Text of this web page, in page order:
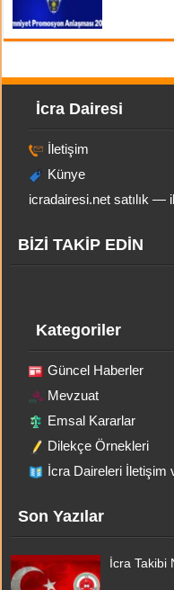
İcra Dairesi
İletişim
Künye
icradairesi.net satılık —
BİZİ TAKİP EDİN
Kategoriler
Güncel Haberler
Mevzuat
Emsal Kararlar
Dilekçe Örnekleri
İcra Daireleri İletişim
Son Yazılar
İcra Takibi